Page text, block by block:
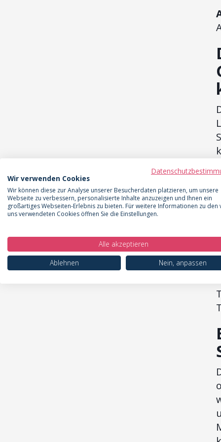
Wir verwenden Cookies
Wir können diese zur Analyse unserer Besucherdaten platzieren, um unsere
Webseite zu verbessern, personalisierte Inhalte anzuzeigen und Ihnen ein
großartiges Webseiten-Erlebnis zu bieten. Für weitere Informationen zu den
uns verwendeten Cookies öffnen Sie die Einstellungen.
Alle akzeptieren
Ablehnen
Nein, anpassen